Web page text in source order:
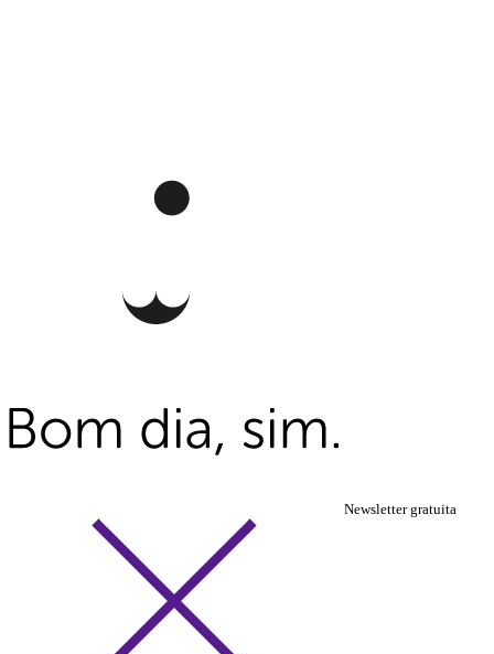
Newsletter gratuita